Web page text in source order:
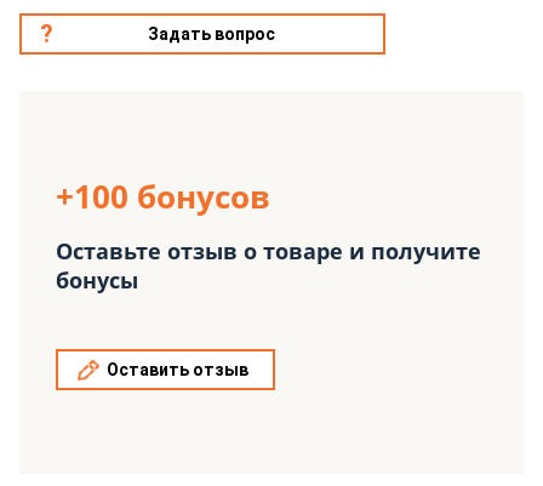
Задать вопрос
+100 бонусов
Оставьте отзыв о товаре и получите
бонусы
Оставить отзыв